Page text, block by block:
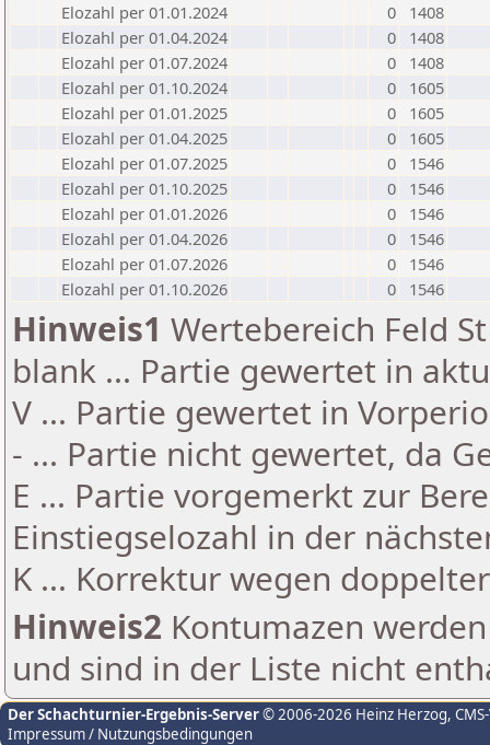
Elozahl per 01.01.2024
0
1408
Elozahl per 01.04.2024
0
1408
Elozahl per 01.07.2024
0
1408
Elozahl per 01.10.2024
0
1605
Elozahl per 01.01.2025
0
1605
Elozahl per 01.04.2025
0
1605
Elozahl per 01.07.2025
0
1546
Elozahl per 01.10.2025
0
1546
Elozahl per 01.01.2026
0
1546
Elozahl per 01.04.2026
0
1546
Elozahl per 01.07.2026
0
1546
Elozahl per 01.10.2026
0 1546
Hinweis1 Wertebereich Feld
blank ... Partie gewertet in
V ... Partie gewertet in
- ... Partie nicht gewertet, da
E ... Partie vorgemerkt zur
Einstiegselozahl in der
K ... Korrektur wegen
Hinweis2 Kontumazen
und sind in der Liste nicht
Der Schachturnier-Ergebnis-Server© 2006-2026 Heinz Herzog,
Impressum / Nutzungsbedingungen